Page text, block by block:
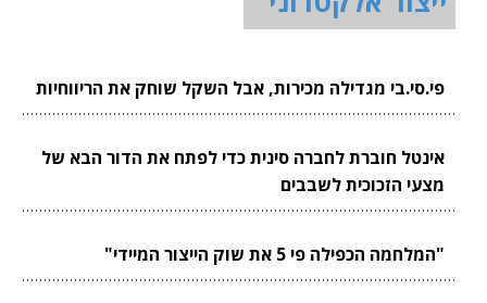
פי.סי.בי מגדילה מכירות, אבל השקל שוחק את הריווחיות
אינטל חוברת לחברה סינית כדי לפתח את הדור הבא של
מצעי הזכוכית לשבבים
"המלחמה הכפילה פי 5 את שוק הייצור המיידי"